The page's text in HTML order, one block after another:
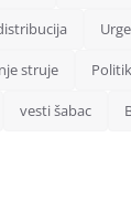
struje
vesti šabac